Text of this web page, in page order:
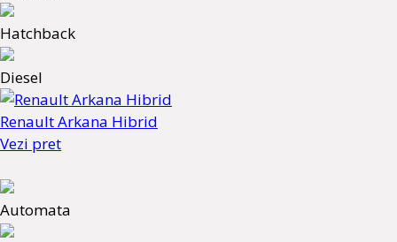
Hatchback
Diesel
Renault Arkana Hibrid
Vezi pret
Automata